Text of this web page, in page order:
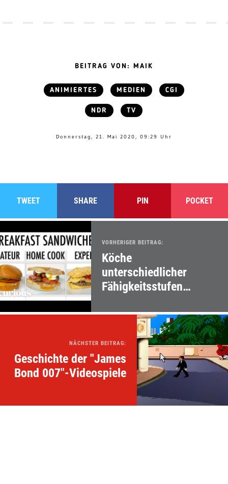
BEITRAG VON: MAIK
ANIMIERTES MEDIEN CGI
NDR TV
Donnerstag, 21. Mai 2020, 09:29 Uhr
TWEET SHARE PIN POCKET
VORHERIGER BEITRAG:
Köche
unterschiedlicher
Fähigkeitsstufen
Sandwiches
NÄCHSTER BEITRAG:
Geschichte der "James
Bond 007"-Videospiele